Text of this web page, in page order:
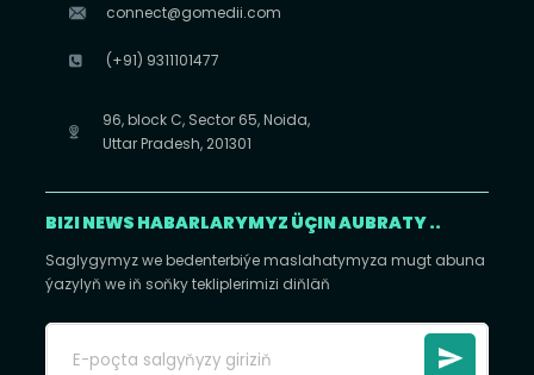
connect@gomedii.com
(+91) 9311101477
96, block C, Sector 65, Noida,
Uttar Pradesh, 201301
BIZI NEWS HABARLARYMYZ ÜÇIN AUBRATY ..
Saglygymyz we bedenterbiýe maslahatymyza mugt abuna
ýazylyň we iň soňky tekliplerimizi diňläň